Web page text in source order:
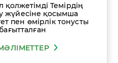
Темірдің
жүйесіне қосымша
пен өмірлік тонусты